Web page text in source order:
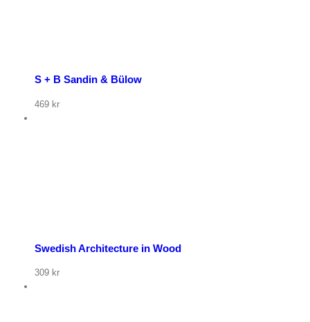
S + B Sandin & Bülow
469 kr
Swedish Architecture in Wood
309 kr